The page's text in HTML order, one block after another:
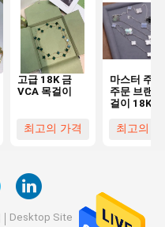
고급 18K 금
VCA 목걸이
최고의 가격
마스터 주
주문 브랜드
걸이 18K
100% 천연
최고의
Desktop Site